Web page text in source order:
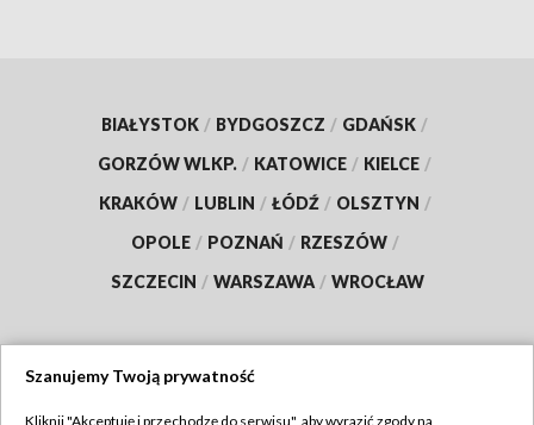
BIAŁYSTOK / BYDGOSZCZ / GDAŃSK /
GORZÓW WLKP. / KATOWICE / KIELCE /
KRAKÓW / LUBLIN / ŁÓDŹ / OLSZTYN /
OPOLE / POZNAŃ / RZESZÓW /
SZCZECIN / WARSZAWA / WROCŁAW
Szanujemy Twoją prywatność
Kliknij "Akceptuję i przechodzę do serwisu", aby wyrazić zgody na